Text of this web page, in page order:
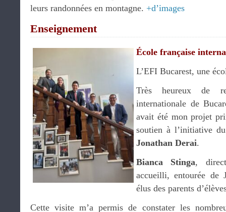
leurs randonnées en montagne. +d’images
Enseignement
École française
L’EFI Bucarest, une
Très heureux de
internationale de
avait été mon projet
soutien à l’initiative
Jonathan Derai.
Bianca Stinga,
accueilli, entourée de
élus des parents
Cette visite m’a permis de constater les